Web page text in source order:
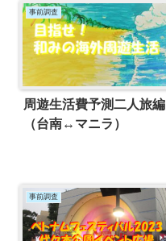
事前調査
周遊生活費予測二人旅編
（台南↔マニラ）
事前調査